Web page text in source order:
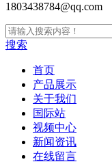
1803438784@qq.com
搜索
首页
产品展示
关于我们
国际站
视频中心
新闻资讯
在线留言